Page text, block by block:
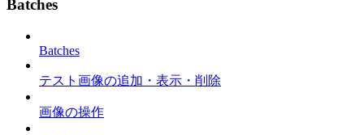
Batches
Batches
テスト画像の追加・表示・削除
画像の操作